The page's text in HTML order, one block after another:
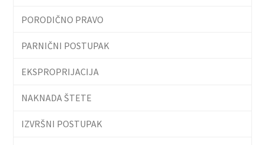
PORODIČNO PRAVO
PARNIČNI POSTUPAK
EKSPROPRIJACIJA
NAKNADA ŠTETE
IZVRŠNI POSTUPAK